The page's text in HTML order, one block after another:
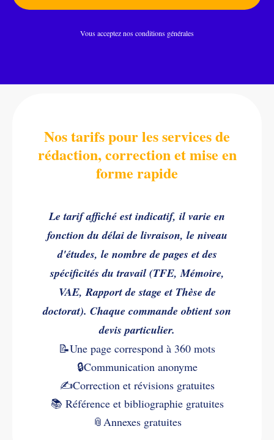
Vous acceptez nos conditions générales
Nos tarifs pour les services de
rédaction, correction et mise en
forme rapide
Le tarif affiché est indicatif, il varie en
fonction du délai de livraison, le niveau
d'études, le nombre de pages et des
spécificités du travail (TFE, Mémoire,
VAE, Rapport de stage et Thèse de
doctorat). Chaque commande obtient son
devis particulier.
📝Une page correspond à 360 mots
🔒Communication anonyme
✍️Correction et révisions gratuites
📚 Référence et bibliographie gratuites
📎 Annexes gratuites